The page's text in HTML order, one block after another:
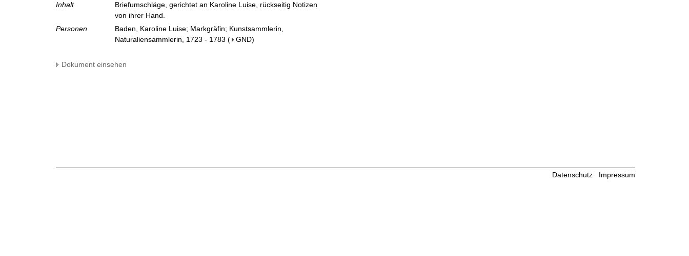
Inhalt
Briefumschläge, gerichtet an Karoline Luise, rückseitig Notizen
von ihrer Hand.
Personen
Baden, Karoline Luise; Markgräfin; Kunstsammlerin,
Naturaliensammlerin, 1723 - 1783 ( GND)
Dokument einsehen
Datenschutz Impressum